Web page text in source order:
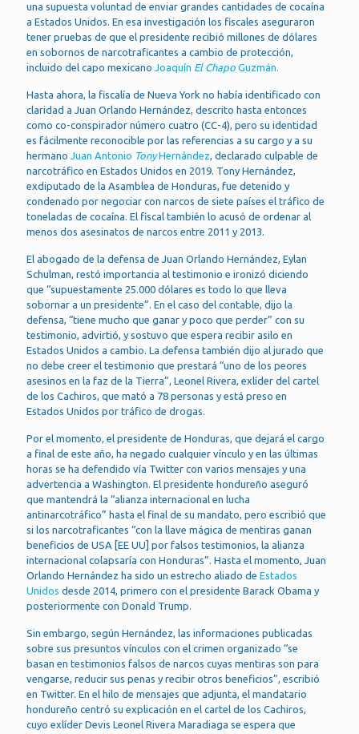
una supuesta voluntad de enviar grandes cantidades de cocaína
a Estados Unidos. En esa investigación los fiscales aseguraron
tener pruebas de que el presidente recibió millones de dólares
en sobornos de narcotraficantes a cambio de protección,
incluido del capo mexicano Joaquín El Chapo Guzmán.
Hasta ahora, la fiscalía de Nueva York no había identificado con
claridad a Juan Orlando Hernández, descrito hasta entonces
como co-conspirador número cuatro (CC-4), pero su identidad
es fácilmente reconocible por las referencias a su cargo y a su
hermano Juan Antonio TonyHernández, declarado culpable de
narcotráfico en Estados Unidos en 2019. Tony Hernández,
exdiputado de la Asamblea de Honduras, fue detenido y
condenado por negociar con narcos de siete países el tráfico de
toneladas de cocaína. El fiscal también lo acusó de ordenar al
menos dos asesinatos de narcos entre 2011 y 2013.
El abogado de la defensa de Juan Orlando Hernández, Eylan
Schulman, restó importancia al testimonio e ironizó diciendo
que “supuestamente 25.000 dólares es todo lo que lleva
sobornar a un presidente”. En el caso del contable, dijo la
defensa, “tiene mucho que ganar y poco que perder” con su
testimonio, advirtió, y sostuvo que espera recibir asilo en
Estados Unidos a cambio. La defensa también dijo al jurado que
no debe creer el testimonio que prestará “uno de los peores
asesinos en la faz de la Tierra”, Leonel Rivera, exlíder del cartel
de los Cachiros, que mató a 78 personas y está preso en
Estados Unidos por tráfico de drogas.
Por el momento, el presidente de Honduras, que dejará el cargo
a final de este año, ha negado cualquier vínculo y en las últimas
horas se ha defendido vía Twitter con varios mensajes y una
advertencia a Washington. El presidente hondureño aseguró
que mantendrá la “alianza internacional en lucha
antinarcotráfico” hasta el final de su mandato, pero escribió que
si los narcotraficantes “con la llave mágica de mentiras ganan
beneficios de USA [EE UU] por falsos testimonios, la alianza
internacional colapsaría con Honduras”. Hasta el momento, Juan
Orlando Hernández ha sido un estrecho aliado de Estados
Unidos desde 2014, primero con el presidente Barack Obama y
posteriormente con Donald Trump.
Sin embargo, según Hernández, las informaciones publicadas
sobre sus presuntos vínculos con el crimen organizado “se
basan en testimonios falsos de narcos cuyas mentiras son para
vengarse, reducir sus penas y recibir otros beneficios”, escribió
en Twitter. En el hilo de mensajes que adjunta, el mandatario
hondureño centró su explicación en el cartel de los Cachiros,
cuyo exlíder Devis Leonel Rivera Maradiaga se espera que